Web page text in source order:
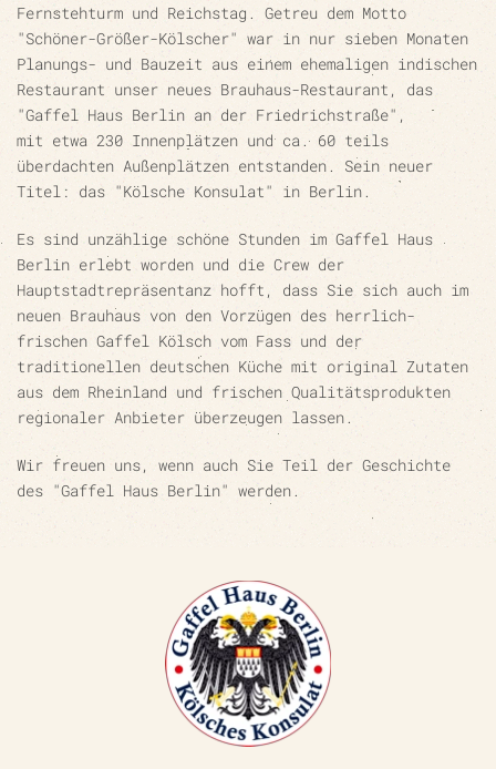
Fernstehturm und Reichstag. Getreu dem Motto
"Schöner-Größer-Kölscher" war in nur sieben Monaten
Planungs- und Bauzeit aus einem ehemaligen indischen
Restaurant unser neues Brauhaus-Restaurant, das
"Gaffel Haus Berlin an der Friedrichstraße",
mit etwa 230 Innenplätzen und ca. 60 teils
überdachten Außenplätzen entstanden. Sein neuer
Titel: das "Kölsche Konsulat" in Berlin.
Es sind unzählige schöne Stunden im Gaffel Haus
Berlin erlebt worden und die Crew der
Hauptstadtrepräsentanz hofft, dass Sie sich auch im
neuen Brauhaus von den Vorzügen des herrlich-
frischen Gaffel Kölsch vom Fass und der
traditionellen deutschen Küche mit original Zutaten
aus dem Rheinland und frischen Qualitätsprodukten
regionaler Anbieter überzeugen lassen.
Wir freuen uns, wenn auch Sie Teil der Geschichte
des "Gaffel Haus Berlin" werden.